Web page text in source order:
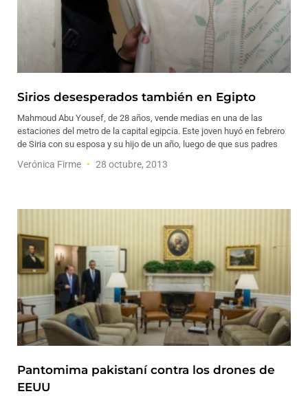
Sirios desesperados también en Egipto
Mahmoud Abu Yousef, de 28 años, vende medias en una de las
estaciones del metro de la capital egipcia. Este joven huyó en febrero
de Siria con su esposa y su hijo de un año, luego de que sus padres
Verónica Firme 28 octubre, 2013
Pantomima pakistaní contra los drones de
EEUU